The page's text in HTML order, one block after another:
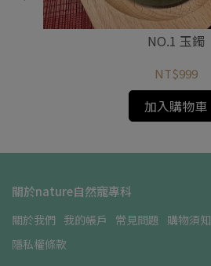
NO.1 玉鐲
NT$999
加入購物車
關於nature自然寵專科
關於我們 我的帳戶 常見問題 購物須知
隱私權條款